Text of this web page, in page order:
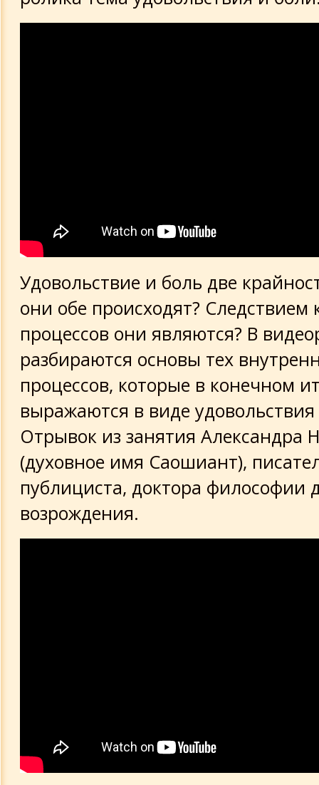
Удовольствие и боль две
они обе происходят? Следствием
процессов они являются? В
разбираются основы тех
процессов, которые в конечном
выражаются в виде
Отрывок из занятия Александра
(духовное имя Саошиант),
публициста, доктора философии
возрождения.